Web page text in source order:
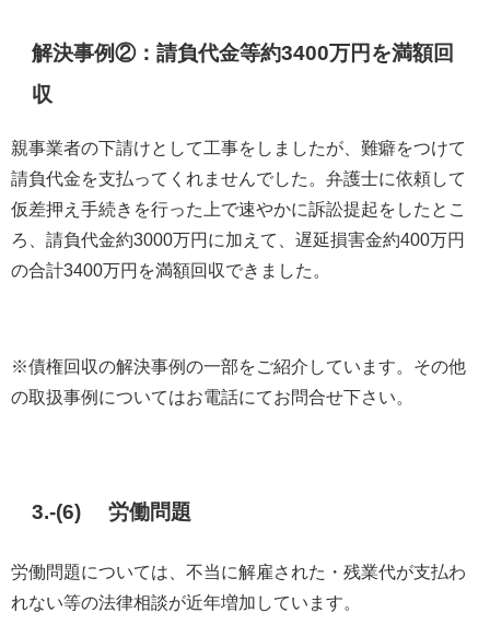
解決事例②：請負代金等約3400万円を満額回
収
親事業者の下請けとして工事をしましたが、難癖をつけて
請負代金を支払ってくれませんでした。弁護士に依頼して
仮差押え手続きを行った上で速やかに訴訟提起をしたとこ
ろ、請負代金約3000万円に加えて、遅延損害金約400万円
の合計3400万円を満額回収できました。
※債権回収の解決事例の一部をご紹介しています。その他
の取扱事例についてはお電話にてお問合せ下さい。
3.-(6) 労働問題
労働問題については、不当に解雇された・残業代が支払わ
れない等の法律相談が近年増加しています。